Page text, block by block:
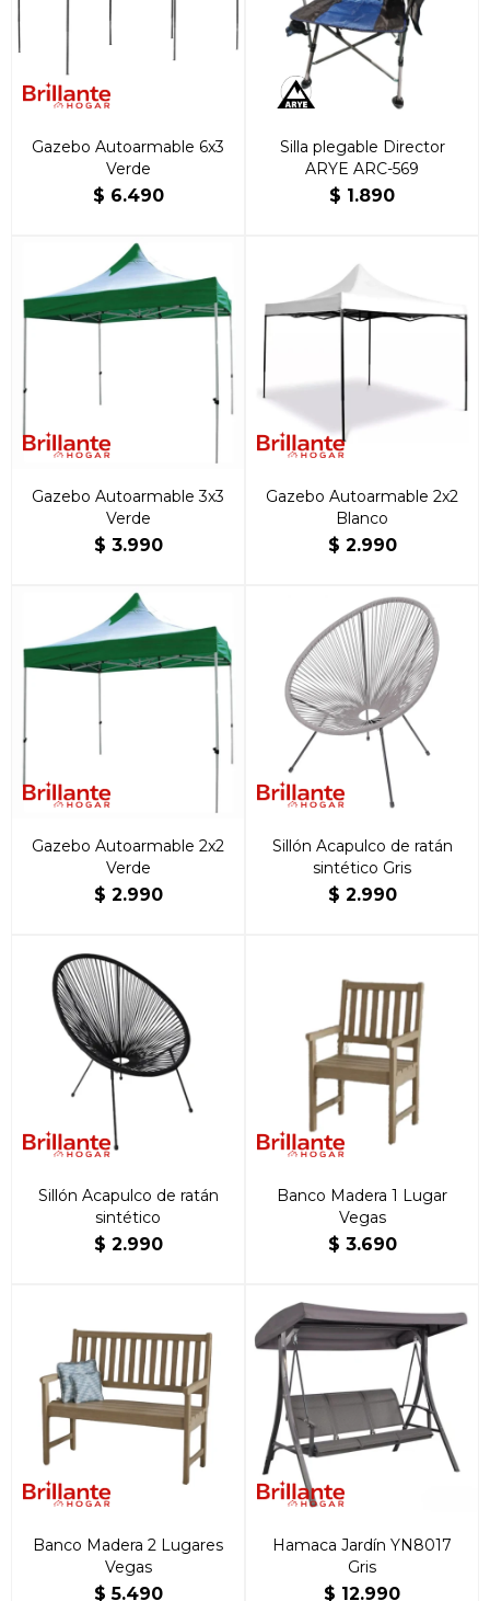
Gazebo Autoarmable 6x3
Verde
$ 6.490
Silla plegable Director
ARYE ARC-569
$ 1.890
Gazebo Autoarmable 3x3
Verde
$ 3.990
Gazebo Autoarmable 2x2
Blanco
$ 2.990
Gazebo Autoarmable 2x2
Verde
$ 2.990
Sillón Acapulco de ratán
sintético Gris
$ 2.990
Sillón Acapulco de ratán
sintético
$ 2.990
Banco Madera 1 Lugar
Vegas
$ 3.690
Banco Madera 2 Lugares
Vegas
$ 5.490
Hamaca Jardín YN8017
Gris
$ 12.990